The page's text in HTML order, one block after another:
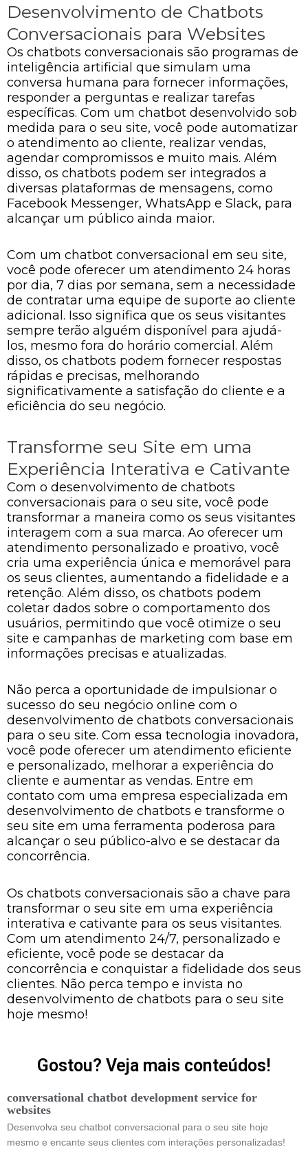
Desenvolvimento de Chatbots
Conversacionais para Websites
Os chatbots conversacionais são programas de
inteligência artificial que simulam uma
conversa humana para fornecer informações,
responder a perguntas e realizar tarefas
específicas. Com um chatbot desenvolvido sob
medida para o seu site, você pode automatizar
o atendimento ao cliente, realizar vendas,
agendar compromissos e muito mais. Além
disso, os chatbots podem ser integrados a
diversas plataformas de mensagens, como
Facebook Messenger, WhatsApp e Slack, para
alcançar um público ainda maior.
Com um chatbot conversacional em seu site,
você pode oferecer um atendimento 24 horas
por dia, 7 dias por semana, sem a necessidade
de contratar uma equipe de suporte ao cliente
adicional. Isso significa que os seus visitantes
sempre terão alguém disponível para ajudá-
los, mesmo fora do horário comercial. Além
disso, os chatbots podem fornecer respostas
rápidas e precisas, melhorando
significativamente a satisfação do cliente e a
eficiência do seu negócio.
Transforme seu Site em uma
Experiência Interativa e Cativante
Com o desenvolvimento de chatbots
conversacionais para o seu site, você pode
transformar a maneira como os seus visitantes
interagem com a sua marca. Ao oferecer um
atendimento personalizado e proativo, você
cria uma experiência única e memorável para
os seus clientes, aumentando a fidelidade e a
retenção. Além disso, os chatbots podem
coletar dados sobre o comportamento dos
usuários, permitindo que você otimize o seu
site e campanhas de marketing com base em
informações precisas e atualizadas.
Não perca a oportunidade de impulsionar o
sucesso do seu negócio online com o
desenvolvimento de chatbots conversacionais
para o seu site. Com essa tecnologia inovadora,
você pode oferecer um atendimento eficiente
e personalizado, melhorar a experiência do
cliente e aumentar as vendas. Entre em
contato com uma empresa especializada em
desenvolvimento de chatbots e transforme o
seu site em uma ferramenta poderosa para
alcançar o seu público-alvo e se destacar da
concorrência.
Os chatbots conversacionais são a chave para
transformar o seu site em uma experiência
interativa e cativante para os seus visitantes.
Com um atendimento 24/7, personalizado e
eficiente, você pode se destacar da
concorrência e conquistar a fidelidade dos seus
clientes. Não perca tempo e invista no
desenvolvimento de chatbots para o seu site
hoje mesmo!
Gostou? Veja mais conteúdos!
conversational chatbot development service for
websites
Desenvolva seu chatbot conversacional para o seu site hoje
mesmo e encante seus clientes com interações personalizadas!